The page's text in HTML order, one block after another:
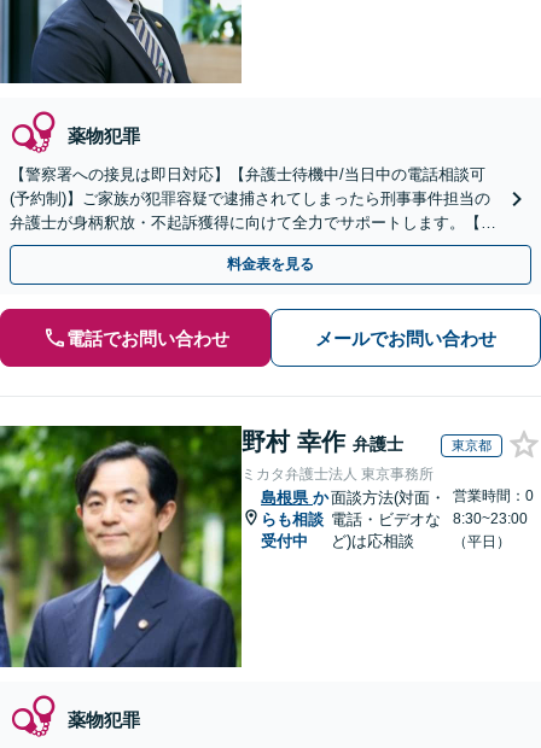
薬物犯罪
【警察署への接見は即日対応】【弁護士待機中/当日中の電話相談可
(予約制)】ご家族が犯罪容疑で逮捕されてしまったら刑事事件担当の
弁護士が身柄釈放・不起訴獲得に向けて全力でサポートします。【毎
月100名以上の相談実績】【全国対応】
料金表を見る
電話でお問い合わせ メールでお問い合わせ
野村 幸作 弁護士 東京都
ミカタ弁護士法人 東京事務所
島根県 か
らも相談
受付中
面談方法(対面・
電話・ビデオな
ど)は応相談
営業時間：0
8:30~23:00
（平日）
薬物犯罪